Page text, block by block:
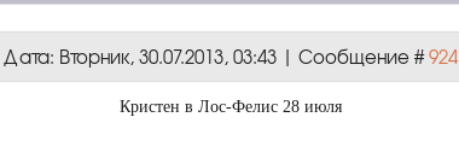
Дата: Вторник, 30.07.2013, 03:43 | Сообщение #924
Кристен в Лос-Фелис 28 июля